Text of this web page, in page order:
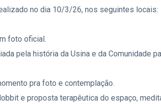
no dia 10/3/26, nos seguintes locais:
foto oficial.
pela história da Usina e da
pra foto e contemplação.
e proposta terapêutica do espaço,